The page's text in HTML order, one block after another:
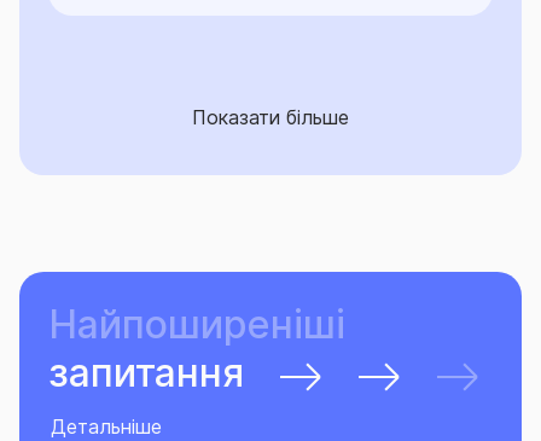
Показати більше
Найпоширеніші
запитання
Детальніше